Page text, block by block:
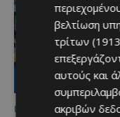
ΜΈΝΟΥΜΕ
βελτίωση
τρίτων
αυτούς και
ακριβών